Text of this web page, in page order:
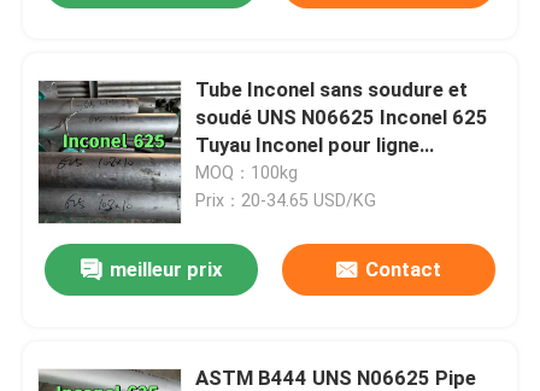
barres carrées en acier inoxydable
Barre hexagonale en acier inoxydable
acier inoxydable duplex
Tube Inconel sans soudure et
soudé UNS N06625 Inconel 625
Tuyau Inconel pour ligne
d'injection chimique
MOQ：100kg
Prix：20-34.65 USD/KG
meilleur prix Contact
ASTM B444 UNS N06625 Pipe